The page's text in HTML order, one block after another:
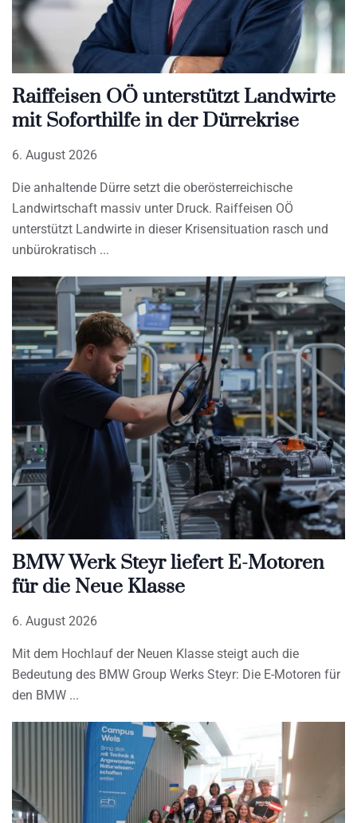
Raiffeisen OÖ unterstützt Landwirte
mit Soforthilfe in der Dürrekrise
6. August 2026
Die anhaltende Dürre setzt die oberösterreichische
Landwirtschaft massiv unter Druck. Raiffeisen OÖ
unterstützt Landwirte in dieser Krisensituation rasch und
unbürokratisch
BMW Werk Steyr liefert E-Motoren
für die Neue Klasse
6. August 2026
Mit dem Hochlauf der Neuen Klasse steigt auch die
Bedeutung des BMW Group Werks Steyr: Die E-Motoren für
den BMW